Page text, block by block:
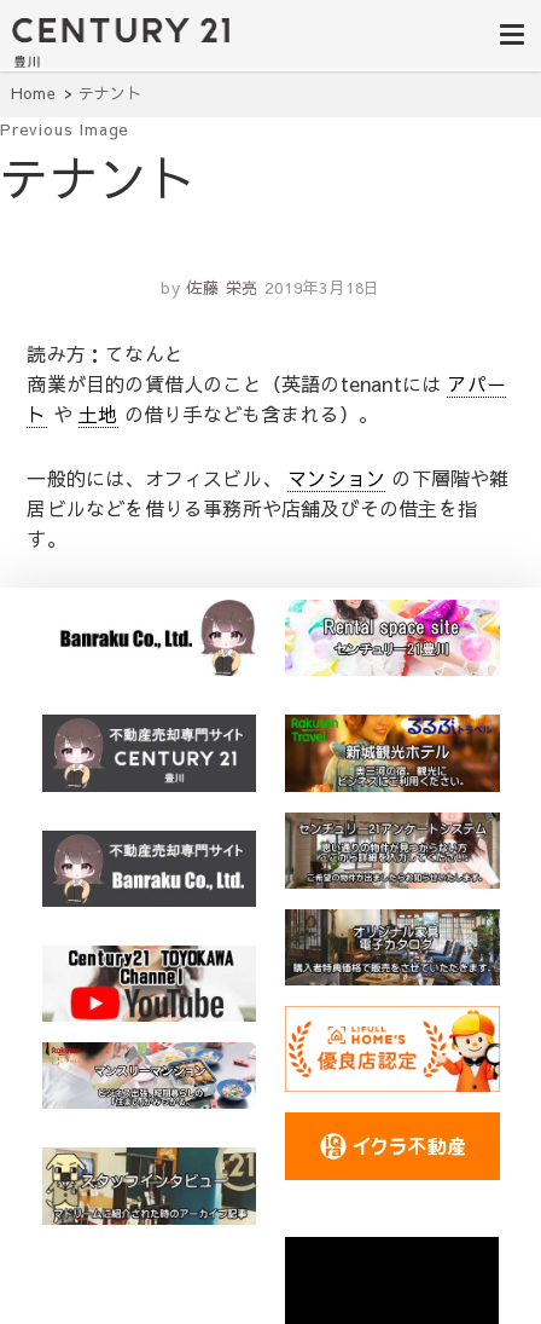
豊田市の中古
住宅・土地・
リノベ物件探
し｜センチュ
リー21豊川
建て・土地探しはセンチュリー21豊
川へ。豊田市内の最新物件情報を随
時更新中！駅近、建築条件無し、ペ
ット可、学区別など、お客様のこだ
単検索。
Home テナント
Previous Image
テナント
by 佐藤 栄亮 2019年3月18日
読み方：てなんと
商業が目的の賃借人のこと（英語のtenantには アパー
ト や 土地 の借り手なども含まれる）。
一般的には、オフィスビル、 マンション の下層階や雑
居ビルなどを借りる事務所や店舗及びその借主を指
す。